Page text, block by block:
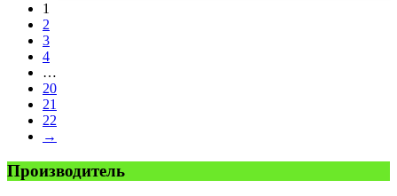
1
2
3
4
…
20
21
22
→
Производитель